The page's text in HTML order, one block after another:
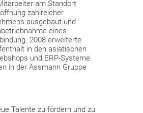
am Standort
zahlreicher
ausgebaut und
eines
2008 erweiterte
in den asiatischen
und ERP-Systeme
in der Assmann Gruppe
Talente zu fördern und zu